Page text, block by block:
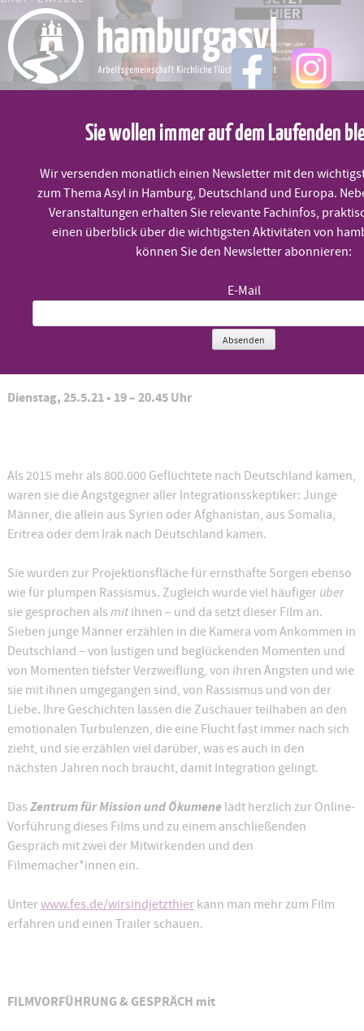
content
MENÜ
WIR SIND JETZT HIER. Geschichten
über das Ankommen
Dienstag, 25.5. um 19:00 Uhr
Dienstag, 25.5.21 • 19 – 20.45 Uhr
Als 2015 mehr als 800.000 Geflüchtete nach Deutschland kamen,
waren sie die Angstgegner aller Integrations­skeptiker: Junge
Männer, die allein aus Syrien oder Afghanistan, aus Somalia,
Eritrea oder dem Irak nach Deutschland kamen.
Sie wurden zur Projektionsfläche für ernsthafte Sorgen ebenso
wie für plumpen Rassismus. Zugleich wurde viel häufiger über
sie gesprochen als mitihnen – und da setzt dieser Film an.
Sieben junge Männer erzählen in die Kamera vom Ankommen in
Deutschland – von lustigen und beglückenden Momenten und
von Momenten tiefster Verzweiflung, von ihren Ängsten und wie
sie mit ihnen umgegangen sind, von Rassismus und von der
Liebe. Ihre Geschichten lassen die Zuschauer teilhaben an den
emotionalen Turbulenzen, die eine Flucht fast immer nach sich
zieht, und sie erzählen viel darüber, was es auch in den
nächsten Jahren noch braucht, damit Integration gelingt.
Das Zentrum für Mission und Ökumene lädt herzlich zur Online-
Vorführung dieses Films und zu einem anschließenden
Gespräch mit zwei der Mitwirkenden und den
Filmemacher*innen ein.
Unterwww.fes.de/wirsindjetzthierkann man mehr zum Film
erfahren und einen Trailer schauen.
FILMVORFÜHRUNG & GESPRÄCH mit
Sie wollen immer auf dem Laufenden
Wir versenden monatlich einen Newsletter mit den
zum Thema Asyl in Hamburg, Deutschland und Europa.
Veranstaltungen erhalten Sie relevante Fachinfos,
einen überblick über die wichtigsten Aktivitäten von
können Sie den Newsletter abonnieren:
E-Mail
Absenden